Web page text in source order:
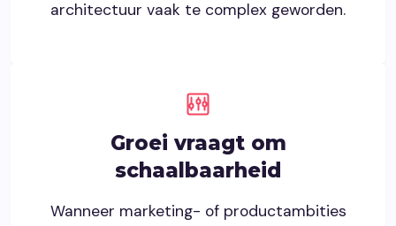
architectuur vaak te complex geworden.
Groei vraagt om
schaalbaarheid
Wanneer marketing- of productambities